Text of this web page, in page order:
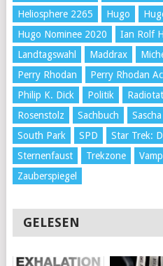
Heliosphere 2265
Hugo
Hugo Nominee 2020
Ian Rolf
Landtagswahl
Maddrax
Perry Rhodan
Perry Rhodan
Philip K. Dick
Politik
Rosenstolz
Sachbuch
South Park
SPD Star Trek:
Sternenfaust
Trekzone
Zauberspiegel
GELESEN